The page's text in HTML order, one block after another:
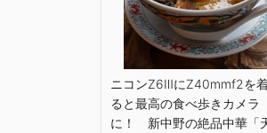
ニコンZ6ⅢにZ40mmf2を
ると最高の食べ歩きカメラ
に！ 新中野の絶品中華「